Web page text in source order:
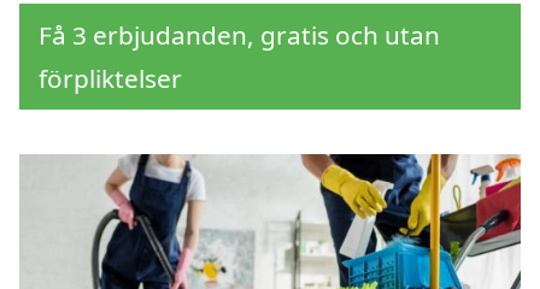
Få 3 erbjudanden, gratis och utan
förpliktelser